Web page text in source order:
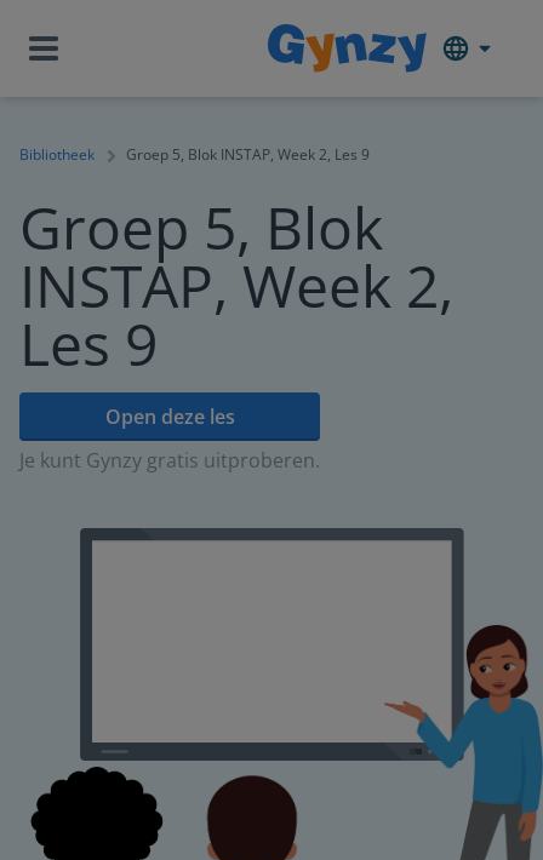
Bibliotheek Groep 5, Blok INSTAP, Week 2, Les 9
Groep 5, Blok
INSTAP, Week 2,
Les 9
Open deze les
Je kunt Gynzy gratis uitproberen.